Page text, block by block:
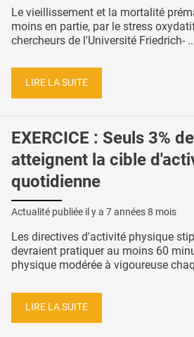
Le vieillissement et la mortalité
moins en partie, par le stress
chercheurs de l'Université Friedrich-
LIRE LA SUITE
EXERCICE : Seuls 3%
atteignent la cible
quotidienne
Actualité publiée il y a 7 années 8 mois
Les directives d'activité physique
devraient pratiquer au moins 60
physique modérée à vigoureuse
LIRE LA SUITE